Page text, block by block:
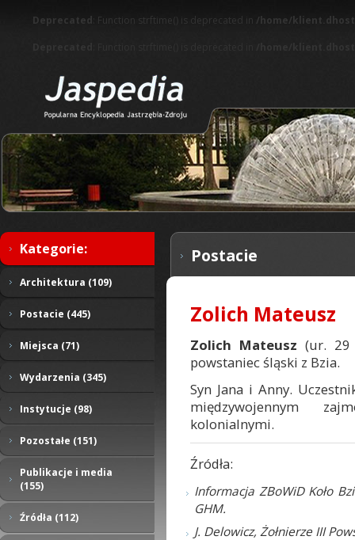
Deprecated : Function strftime() is deprecated in /home/
Kategorie:
Architektura (109)
Postacie (445)
Miejsca (71)
Wydarzenia (345)
Instytucje (98)
Pozostałe (151)
Publikacje i media
(155)
Źródła (112)
Postacie
Zolich Mateusz
Zolich Mateusz (ur.
powstaniec śląski z Bzia.
Syn Jana i Anny.
międzywojennym
kolonialnymi.
Źródła:
Informacja ZBoWiD Koło
GHM.
J. Delowicz, Żołnierze III